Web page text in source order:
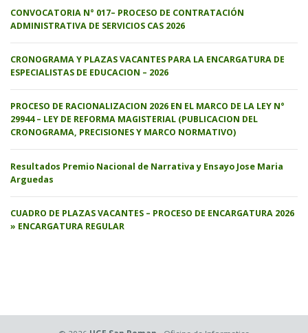
CONVOCATORIA N° 017– PROCESO DE CONTRATACIÓN
ADMINISTRATIVA DE SERVICIOS CAS 2026
CRONOGRAMA Y PLAZAS VACANTES PARA LA ENCARGATURA DE
ESPECIALISTAS DE EDUCACION – 2026
PROCESO DE RACIONALIZACION 2026 EN EL MARCO DE LA LEY N°
29944 – LEY DE REFORMA MAGISTERIAL (PUBLICACION DEL
CRONOGRAMA, PRECISIONES Y MARCO NORMATIVO)
Resultados Premio Nacional de Narrativa y Ensayo Jose Maria
Arguedas
CUADRO DE PLAZAS VACANTES – PROCESO DE ENCARGATURA 2026
» ENCARGATURA REGULAR